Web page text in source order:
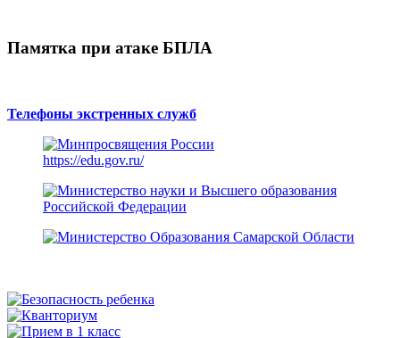
Памятка при атаке БПЛА
Телефоны экстренных служб
https://edu.gov.ru/